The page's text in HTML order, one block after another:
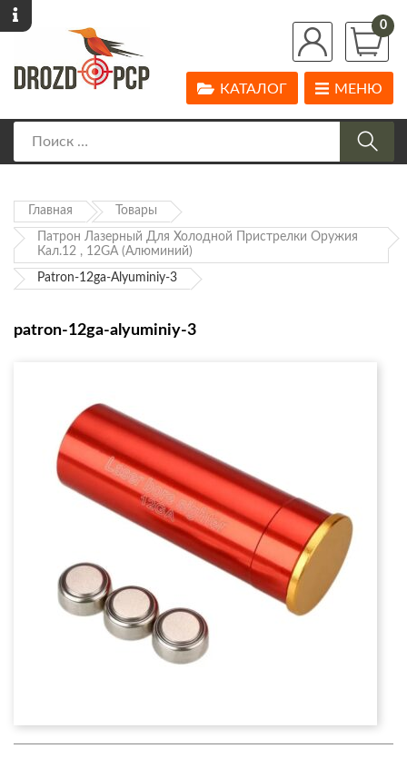
0
МЕНЮ
КАТАЛОГ
Главная Товары
Патрон Лазерный Для Холодной Пристрелки Оружия
Кал.12 , 12GA (алюминий)
Patron-12ga-Alyuminiy-3
patron-12ga-alyuminiy-3